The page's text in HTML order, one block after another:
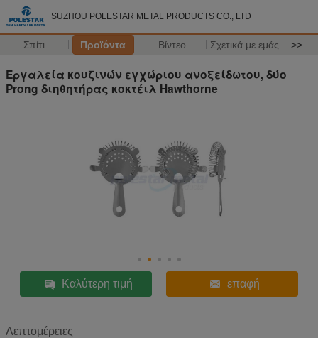
SUZHOU POLESTAR METAL PRODUCTS CO., LTD
Σπίτι Προϊόντα Βίντεο Σχετικά με εμάς >>
Εργαλεία κουζινών εγχώριου ανοξείδωτου, δύο
Prong διηθητήρας κοκτέιλ Hawthorne
Καλύτερη τιμή επαφή
Λεπτομέρειες